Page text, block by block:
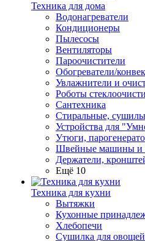
Техника для дома
Водонагреватели
Кондиционеры
Пылесосы
Вентиляторы
Пароочистители
Обогреватели/
Увлажнители и
Роботы
Сантехника
Стиральные,
Устройства для
Утюги,
Швейные машины и
Держатели,
Ещё 10
Техника для кухни
Вытяжки
Кухонные
Хлебопечи
Сушилка для